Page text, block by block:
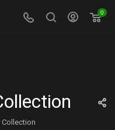
0
Collection